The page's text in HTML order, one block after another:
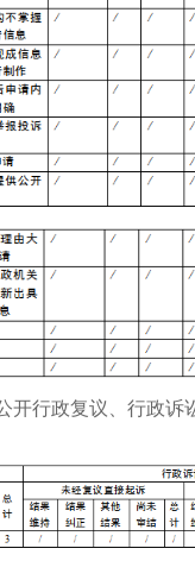
行政复议、行政诉